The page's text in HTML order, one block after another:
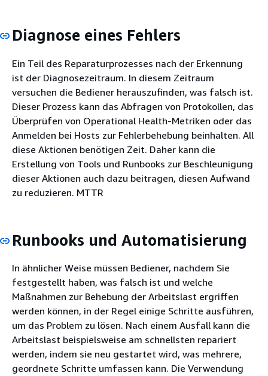
Diagnose eines Fehlers
Ein Teil des Reparaturprozesses nach der Erkennung
ist der Diagnosezeitraum. In diesem Zeitraum
versuchen die Bediener herauszufinden, was falsch ist.
Dieser Prozess kann das Abfragen von Protokollen, das
Überprüfen von Operational Health-Metriken oder das
Anmelden bei Hosts zur Fehlerbehebung beinhalten. All
diese Aktionen benötigen Zeit. Daher kann die
Erstellung von Tools und Runbooks zur Beschleunigung
dieser Aktionen auch dazu beitragen, diesen Aufwand
zu reduzieren. MTTR
Runbooks und Automatisierung
In ähnlicher Weise müssen Bediener, nachdem Sie
festgestellt haben, was falsch ist und welche
Maßnahmen zur Behebung der Arbeitslast ergriffen
werden können, in der Regel einige Schritte ausführen,
um das Problem zu lösen. Nach einem Ausfall kann die
Arbeitslast beispielsweise am schnellsten repariert
werden, indem sie neu gestartet wird, was mehrere,
geordnete Schritte umfassen kann. Die Verwendung